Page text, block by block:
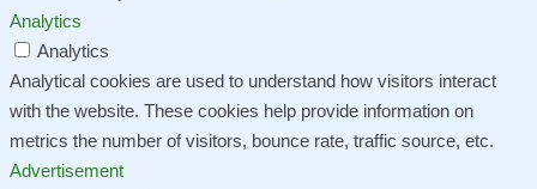
Analytics
Analytics
Analytical cookies are used to understand how visitors interact
with the website. These cookies help provide information on
metrics the number of visitors, bounce rate, traffic source, etc.
Advertisement